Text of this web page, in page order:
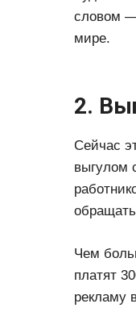
словом —
мире.
2.
Сейчас
выгулом
Чем
платят
рекламу